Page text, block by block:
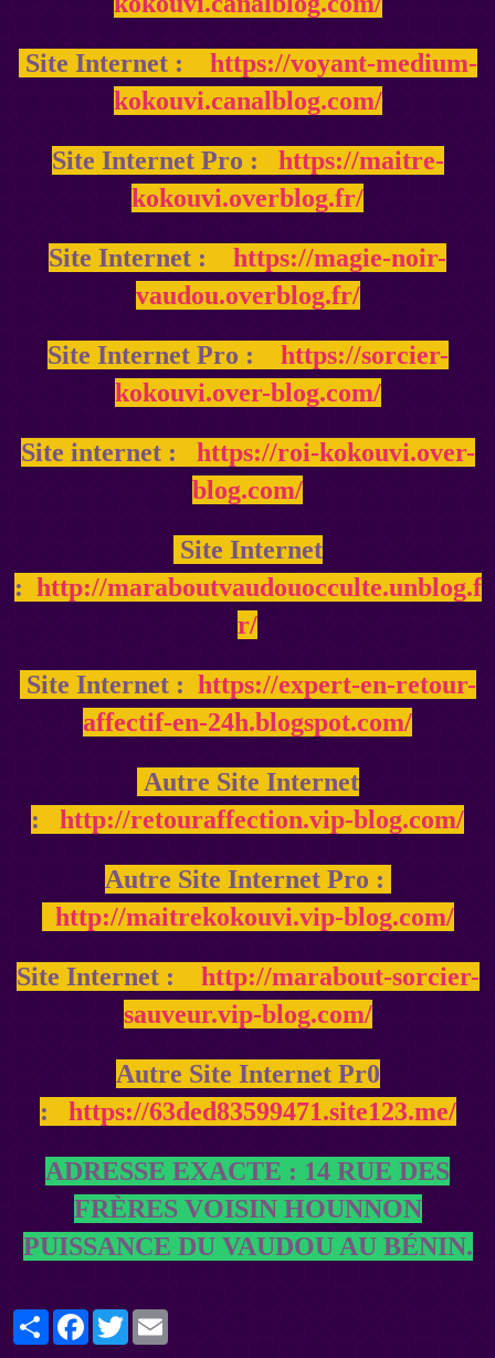
Site Internet :
https://voyant-medium-
kokouvi.canalblog.com/
Site Internet Pro : https://maitre-
kokouvi.overblog.fr/
Site Internet : https://magie-noir-
vaudou.overblog.fr/
Site Internet Pro : https://sorcier-
kokouvi.over-blog.com/
Site internet : https://roi-kokouvi.over-
blog.com/
Site Internet
: http://maraboutvaudouocculte.unblog.f
r/
Site Internet : https://expert-en-retour-
affectif-en-24h.blogspot.com/
Autre Site Internet
: http://retouraffection.vip-blog.com/
Autre Site Internet Pro :
http://maitrekokouvi.vip-blog.com/
Site Internet : http://marabout-sorcier-
sauveur.vip-blog.com/
Autre Site Internet Pr0
: https://63ded83599471.site123.me/
ADRESSE EXACTE : 14 RUE DES
FRÈRES VOISIN HOUNNON
PUISSANCE DU VAUDOU AU BÉNIN.
PartagerFacebook
Twitter